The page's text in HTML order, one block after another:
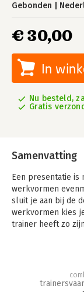
Gebonden
€ 30,00
In
Nu besteld,
Gratis
Samenvatting
Een presentatie is
werkvormen
sluit je aan bij de
werkvormen kies
trainer heeft zo
model in handen
trainingen. Stap